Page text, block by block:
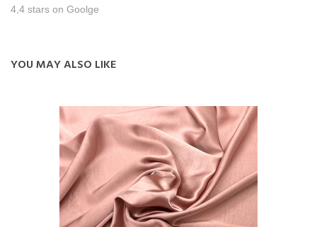
4,4 stars on Goolge
YOU MAY ALSO LIKE